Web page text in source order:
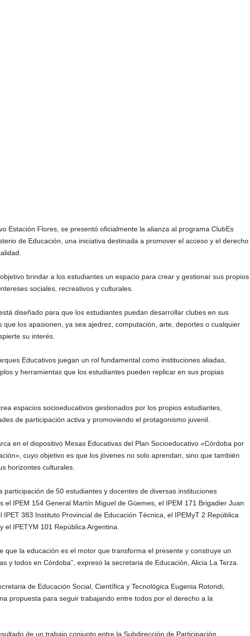
Estación Flores, se presentó oficialmente la alianza al programa ClubEs
de Educación, una iniciativa destinada a promover el acceso y el derecho
brindar a los estudiantes un espacio para crear y gestionar sus propios
sociales, recreativos y culturales.
diseñado para que los estudiantes puedan desarrollar clubes en sus
que los apasionen, ya sea ajedrez, computación, arte, deportes o cualquier
su interés.
Educativos juegan un rol fundamental como instituciones aliadas,
y herramientas que los estudiantes pueden replicar en sus propias
espacios socioeducativos gestionados por los propios estudiantes,
de participación activa y promoviendo el protagonismo juvenil.
en el dispositivo Mesas Educativas del Plan Socioeducativo «Córdoba por
cuyo objetivo es que los jóvenes no solo aprendan, sino que también
horizontes culturales.
participación de 50 estudiantes y docentes de diversas instituciones
el IPEM 154 General Martín Miguel de Güemes, el IPEM 171 Brigadier Juan
IPET 383 Instituto Provincial de Educación Técnica, el IPEMyT 2 República
el IPETYM 101 República Argentina.
que la educación es el motor que transforma el presente y construye un
y todos en Córdoba”, expresó la secretaria de Educación, Alicia La Terza.
de Educación Social, Científica y Tecnológica Eugenia Rotondi,
propuesta para seguir trabajando entre todos por el derecho a la
de un trabajo conjunto entre la Subdirección de Participación,